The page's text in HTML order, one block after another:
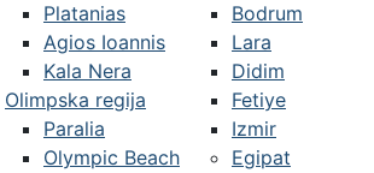
Platanias
Agios Ioannis
Kala Nera
Olimpska regija
Paralia
Olympic Beach
Bodrum
Lara
Didim
Fetiye
Izmir
Egipat